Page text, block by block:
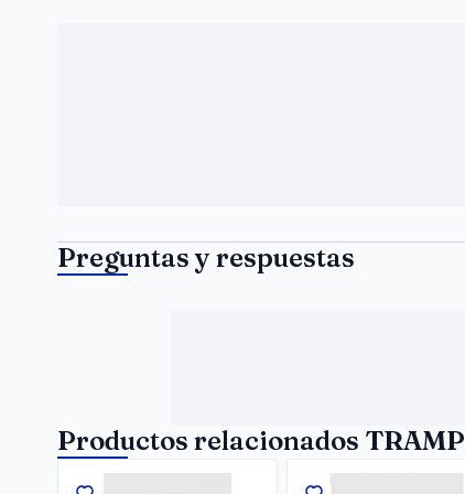
Preguntas y respuestas
Productos relacionados TRAMP